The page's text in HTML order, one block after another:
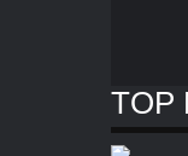
TOP